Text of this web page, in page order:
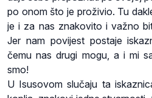
po onom što je proživio. Tu
je i za nas znakovito i važno
Jer nam povijest postaje
čemu nas drugi mogu, a i mi
smo!
U Isusovom slučaju ta